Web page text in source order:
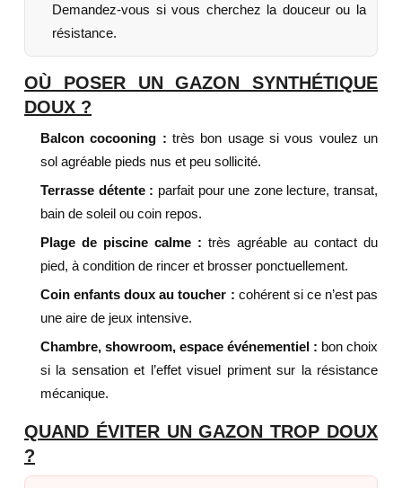
Demandez-vous si vous cherchez la douceur ou la
résistance.
OÙ POSER UN GAZON SYNTHÉTIQUE
DOUX ?
Balcon cocooning : très bon usage si vous voulez un
sol agréable pieds nus et peu sollicité.
Terrasse détente : parfait pour une zone lecture, transat,
bain de soleil ou coin repos.
Plage de piscine calme : très agréable au contact du
pied, à condition de rincer et brosser ponctuellement.
Coin enfants doux au toucher : cohérent si ce n’est pas
une aire de jeux intensive.
Chambre, showroom, espace événementiel : bon choix
si la sensation et l’effet visuel priment sur la résistance
mécanique.
QUAND ÉVITER UN GAZON TROP DOUX
?